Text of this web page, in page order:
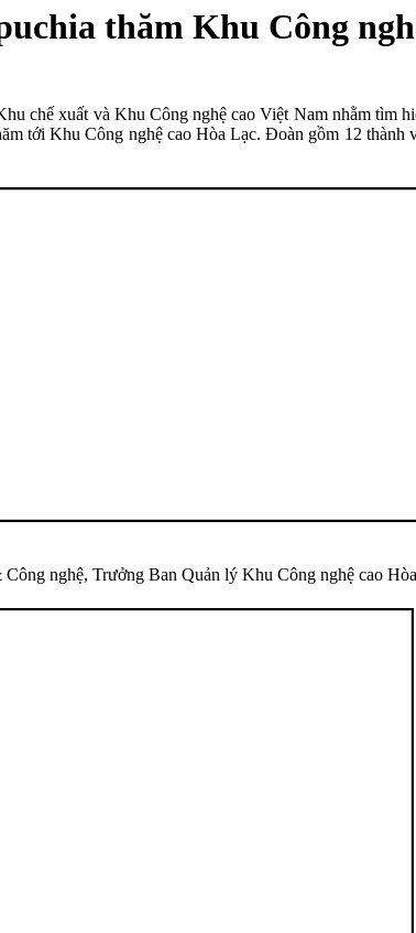
thăm Khu Công
chế xuất và Khu Công nghệ cao Việt Nam nhằm tìm
tới Khu Công nghệ cao Hòa Lạc. Đoàn gồm 12
nghệ, Trưởng Ban Quản lý Khu Công nghệ cao